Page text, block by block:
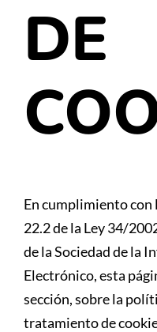
Contacta
DE
En cumplimiento
22.2 de la Ley 34/
de la Sociedad de la
Electrónico, esta
sección, sobre la
tratamiento de